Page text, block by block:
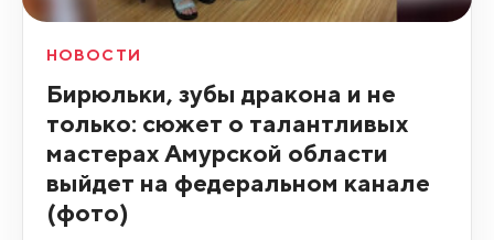
НОВОСТИ
Бирюльки, зубы дракона и не
только: сюжет о талантливых
мастерах Амурской области
выйдет на федеральном канале
(фото)